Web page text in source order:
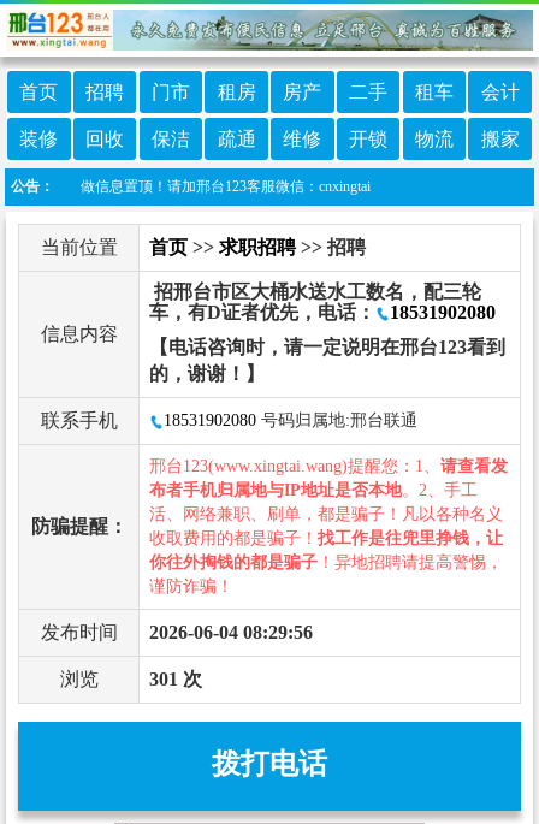
首页 招聘 门市 租房 房产 二手 租车 会计
装修 回收 保洁 疏通 维修 开锁 物流 搬家
公告：
推广、做信息置顶！请加邢台123客服微信：cnxingtai
当前位置 首页 >> 求职招聘>> 招聘
信息内容
招邢台市区大桶水送水工数名，配三轮
车，有D证者优先，电话：
18531902080
【电话咨询时，请一定说明在邢台123看到
的，谢谢！】
联系手机 18531902080 号码归属地:邢台联通
防骗提醒：
邢台123(www.xingtai.wang)提醒您：1、 请查看发
布者手机归属地与IP地址是否本地。2、手工
活、网络兼职、刷单，都是骗子！凡以各种名义
收取费用的都是骗子！ 找工作是往兜里挣钱，让
你往外掏钱的都是骗子 ！异地招聘请提高警惕，
谨防诈骗！
发布时间 2026-06-04 08:29:56
浏览 301 次
拨打电话